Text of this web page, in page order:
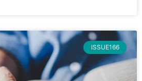
ISSUE166